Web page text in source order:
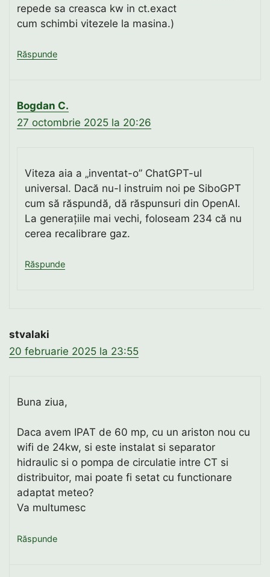
repede sa creasca kw in ct.exact
cum schimbi vitezele la masina.)
Răspunde
Bogdan C.
27 octombrie 2025 la 20:26
Viteza aia a „inventat-o” ChatGPT-ul
universal. Dacă nu-l instruim noi pe SiboGPT
cum să răspundă, dă răspunsuri din OpenAI.
La generațiile mai vechi, foloseam 234 că nu
cerea recalibrare gaz.
Răspunde
stvalaki
20 februarie 2025 la 23:55
Buna ziua,
Daca avem IPAT de 60 mp, cu un ariston nou cu
wifi de 24kw, si este instalat si separator
hidraulic si o pompa de circulatie intre CT si
distribuitor, mai poate fi setat cu functionare
adaptat meteo?
Va multumesc
Răspunde